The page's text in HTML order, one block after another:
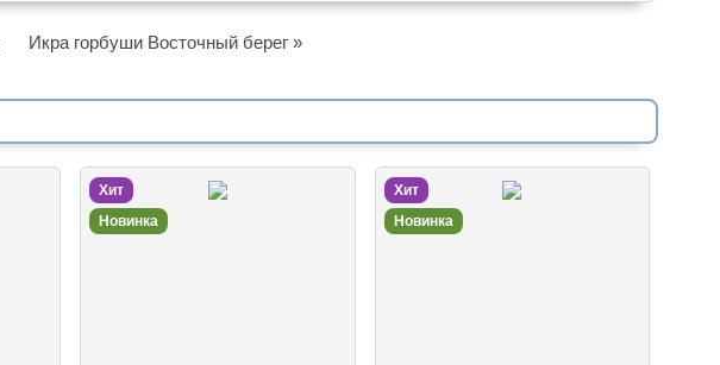
Икра горбуши Восточный берег »
Хит
Новинка
Хит
Новинка